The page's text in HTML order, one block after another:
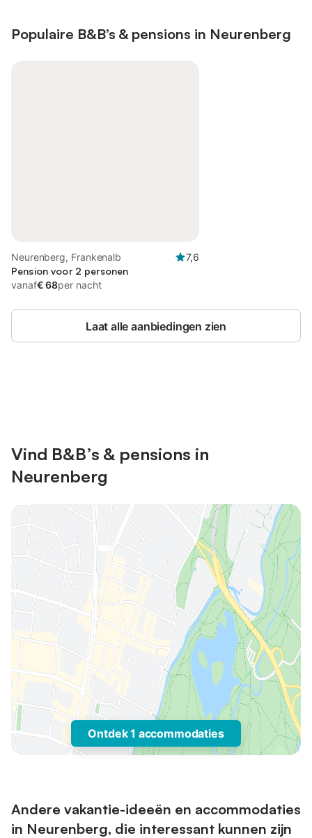
Populaire B&B’s & pensions in Neurenberg
Neurenberg, Frankenalb
7,6
Pension voor 2 personen
vanaf€ 68per nacht
Laat alle aanbiedingen zien
Vind B&B’s & pensions in
Neurenberg
Ontdek 1 accommodaties
Andere vakantie-ideeën en accommodaties
in Neurenberg, die interessant kunnen zijn